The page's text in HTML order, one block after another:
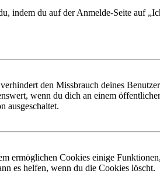
indem du auf der Anmelde-Seite auf
den Missbrauch deines
wenn du dich an einem
ausgeschaltet.
ermöglichen Cookies einige
es helfen, wenn du die Cookies löscht.